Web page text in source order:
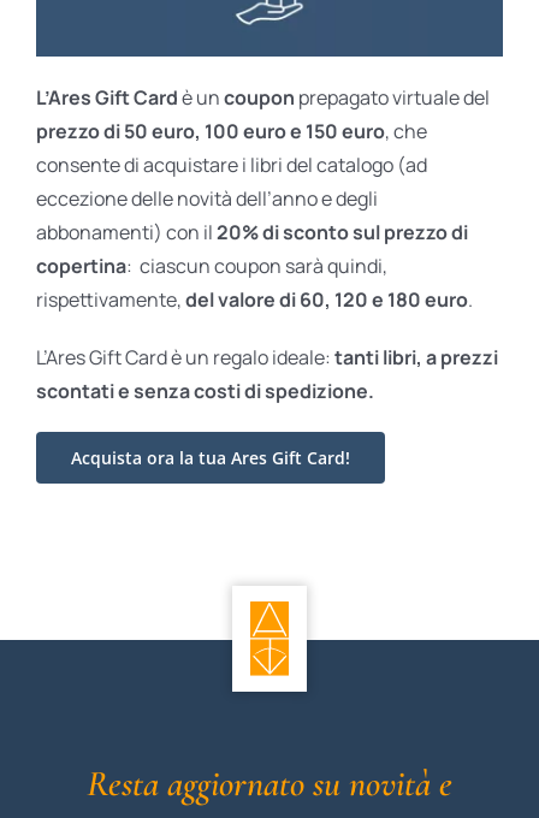
L’Ares Gift Cardè uncoupon prepagato virtuale del
prezzo di 50 euro, 100 euro e 150 euro, che
consente di acquistare i libri del catalogo (ad
eccezione delle novità dell’anno e degli
abbonamenti) con il20% di sconto sul prezzo di
copertina: ciascun coupon sarà quindi,
rispettivamente,del valore di 60, 120 e 180 euro.
L’Ares Gift Card è un regalo ideale: tanti libri, a prezzi
scontati esenza costi di spedizione.
Acquista ora la tua Ares Gift Card!
Resta aggiornato su novità e